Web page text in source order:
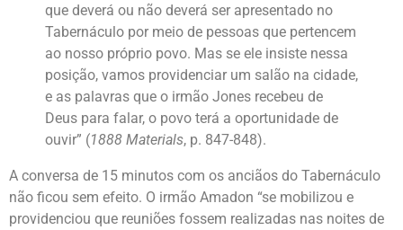
que deverá ou não deverá ser apresentado no
Tabernáculo por meio de pessoas que pertencem
ao nosso próprio povo. Mas se ele insiste nessa
posição, vamos providenciar um salão na cidade,
e as palavras que o irmão Jones recebeu de
Deus para falar, o povo terá a oportunidade de
ouvir” (1888 Materials, p. 847-848).
A conversa de 15 minutos com os anciãos do Tabernáculo
não ficou sem efeito. O irmão Amadon “se mobilizou e
providenciou que reuniões fossem realizadas nas noites de